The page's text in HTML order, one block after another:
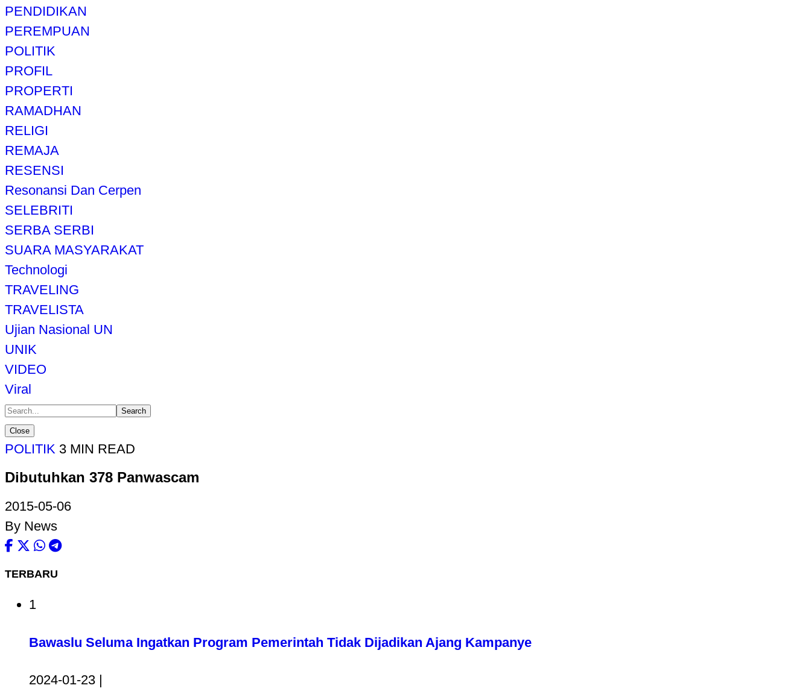
PENDIDIKAN
PEREMPUAN
POLITIK
PROFIL
PROPERTI
RAMADHAN
RELIGI
REMAJA
RESENSI
Resonansi Dan Cerpen
SELEBRITI
SERBA SERBI
SUARA MASYARAKAT
Technologi
TRAVELING
TRAVELISTA
Ujian Nasional UN
UNIK
VIDEO
Viral
Search
Close
POLITIK 3 MIN READ
Dibutuhkan 378 Panwascam
2015-05-06
By News
TERBARU
1
Bawaslu Seluma Ingatkan Program Pemerintah Tidak Dijadikan Ajang Kampanye
2024-01-23 |